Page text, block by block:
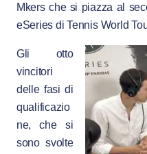
Mkers che si piazza al
eSeries di Tennis World
Gli otto
vincitori
delle fasi di
qualificazio
ne, che si
sono svolte